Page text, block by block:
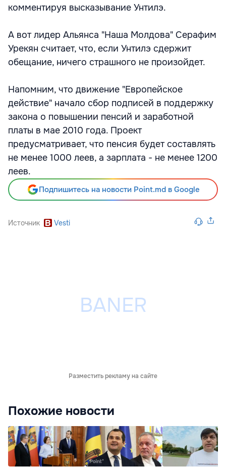
комментируя высказывание Унтилэ.
А вот лидер Альянса "Наша Молдова" Серафим
Урекян считает, что, если Унтилэ сдержит
обещание, ничего страшного не произойдет.
Напомним, что движение "Европейское
действие" начало сбор подписей в поддержку
закона о повышении пенсий и заработной
платы в мае 2010 года. Проект
предусматривает, что пенсия будет составлять
не менее 1000 леев, а зарплата - не менее 1200
леев.
Подпишитесь на новости Point.md в Google
Источник Vesti
Разместить рекламу на сайте
Похожие новости